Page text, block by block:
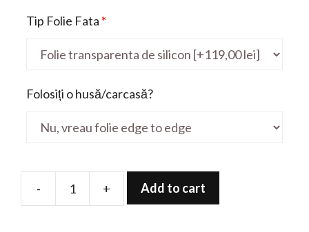
Tip Folie Fata *
Folosiți o husă/carcasă?
-
Folie
+ Add to cart